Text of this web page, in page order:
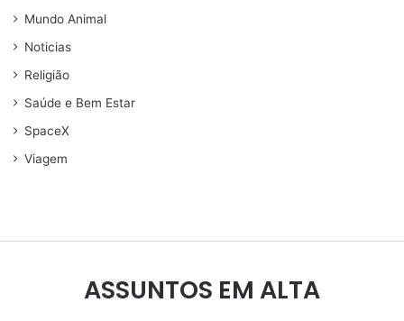
Mundo Animal
Noticias
Religião
Saúde e Bem Estar
SpaceX
Viagem
ASSUNTOS EM ALTA